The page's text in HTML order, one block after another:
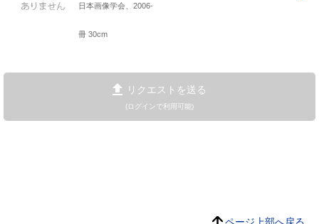
日本画像学会、2006-
冊 30cm
リクエストを送る
(ログインで利用可能)
ページ上部へ戻る